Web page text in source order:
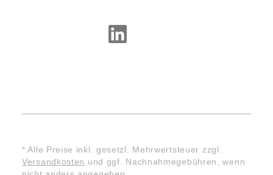
* Alle Preise inkl. gesetzl. Mehrwertsteuer zzgl.
Versandkosten und ggf. Nachnahmegebühren, wenn